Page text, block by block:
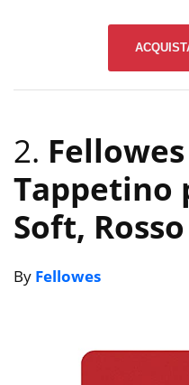
2. Fellowes
Tappetino
Soft, Rosso
By Fellowes